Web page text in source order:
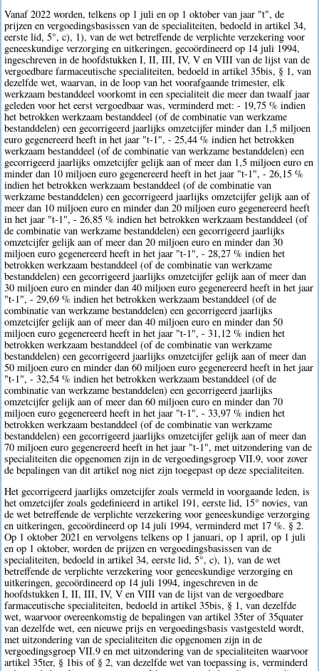
Vanaf 2022 worden, telkens op 1 juli en op 1 oktober van jaar "t", de
prijzen en vergoedingsbasissen van de specialiteiten, bedoeld in artikel 34,
eerste lid, 5°, c), 1), van de wet betreffende de verplichte verzekering voor
geneeskundige verzorging en uitkeringen, gecoördineerd op 14 juli 1994,
ingeschreven in de hoofdstukken I, II, III, IV, V en VIII van de lijst van de
vergoedbare farmaceutische specialiteiten, bedoeld in artikel 35bis, § 1, van
dezelfde wet, waarvan, in de loop van het voorafgaande trimester, elk
werkzaam bestanddeel voorkomt in een specialiteit die meer dan twaalf jaar
geleden voor het eerst vergoedbaar was, verminderd met: - 19,75 % indien
het betrokken werkzaam bestanddeel (of de combinatie van werkzame
bestanddelen) een gecorrigeerd jaarlijks omzetcijfer minder dan 1,5 miljoen
euro gegenereerd heeft in het jaar "t-1", - 25,44 % indien het betrokken
werkzaam bestanddeel (of de combinatie van werkzame bestanddelen) een
gecorrigeerd jaarlijks omzetcijfer gelijk aan of meer dan 1,5 miljoen euro en
minder dan 10 miljoen euro gegenereerd heeft in het jaar "t-1", - 26,15 %
indien het betrokken werkzaam bestanddeel (of de combinatie van
werkzame bestanddelen) een gecorrigeerd jaarlijks omzetcijfer gelijk aan of
meer dan 10 miljoen euro en minder dan 20 miljoen euro gegenereerd heeft
in het jaar "t-1", - 26,85 % indien het betrokken werkzaam bestanddeel (of
de combinatie van werkzame bestanddelen) een gecorrigeerd jaarlijks
omzetcijfer gelijk aan of meer dan 20 miljoen euro en minder dan 30
miljoen euro gegenereerd heeft in het jaar "t-1", - 28,27 % indien het
betrokken werkzaam bestanddeel (of de combinatie van werkzame
bestanddelen) een gecorrigeerd jaarlijks omzetcijfer gelijk aan of meer dan
30 miljoen euro en minder dan 40 miljoen euro gegenereerd heeft in het jaar
"t-1", - 29,69 % indien het betrokken werkzaam bestanddeel (of de
combinatie van werkzame bestanddelen) een gecorrigeerd jaarlijks
omzetcijfer gelijk aan of meer dan 40 miljoen euro en minder dan 50
miljoen euro gegenereerd heeft in het jaar "t-1", - 31,12 % indien het
betrokken werkzaam bestanddeel (of de combinatie van werkzame
bestanddelen) een gecorrigeerd jaarlijks omzetcijfer gelijk aan of meer dan
50 miljoen euro en minder dan 60 miljoen euro gegenereerd heeft in het jaar
"t-1", - 32,54 % indien het betrokken werkzaam bestanddeel (of de
combinatie van werkzame bestanddelen) een gecorrigeerd jaarlijks
omzetcijfer gelijk aan of meer dan 60 miljoen euro en minder dan 70
miljoen euro gegenereerd heeft in het jaar "t-1", - 33,97 % indien het
betrokken werkzaam bestanddeel (of de combinatie van werkzame
bestanddelen) een gecorrigeerd jaarlijks omzetcijfer gelijk aan of meer dan
70 miljoen euro gegenereerd heeft in het jaar "t-1", met uitzondering van de
specialiteiten die opgenomen zijn in de vergoedingsgroep VII.9, voor zover
de bepalingen van dit artikel nog niet zijn toegepast op deze specialiteiten.
Het gecorrigeerd jaarlijks omzetcijfer zoals vermeld in voorgaande leden, is
het omzetcijfer zoals gedefinieerd in artikel 191, eerste lid, 15° novies, van
de wet betreffende de verplichte verzekering voor geneeskundige verzorging
en uitkeringen, gecoördineerd op 14 juli 1994, verminderd met 17 %. § 2.
Op 1 oktober 2021 en vervolgens telkens op 1 januari, op 1 april, op 1 juli
en op 1 oktober, worden de prijzen en vergoedingsbasissen van de
specialiteiten, bedoeld in artikel 34, eerste lid, 5°, c), 1), van de wet
betreffende de verplichte verzekering voor geneeskundige verzorging en
uitkeringen, gecoördineerd op 14 juli 1994, ingeschreven in de
hoofdstukken I, II, III, IV, V en VIII van de lijst van de vergoedbare
farmaceutische specialiteiten, bedoeld in artikel 35bis, § 1, van dezelfde
wet, waarvoor overeenkomstig de bepalingen van artikel 35ter of 35quater
van dezelfde wet, een nieuwe prijs en vergoedingsbasis vastgesteld wordt,
met uitzondering van de specialiteiten die opgenomen zijn in de
vergoedingsgroep VII.9 en met uitzondering van de specialiteiten waarvoor
artikel 35ter, § 1bis of § 2, van dezelfde wet van toepassing is, verminderd